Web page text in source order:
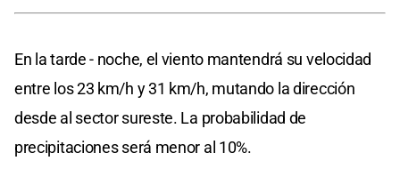
En la tarde - noche, el viento mantendrá su velocidad
entre los 23 km/h y 31 km/h, mutando la dirección
desde al sector sureste. La probabilidad de
precipitaciones será menor al 10%.